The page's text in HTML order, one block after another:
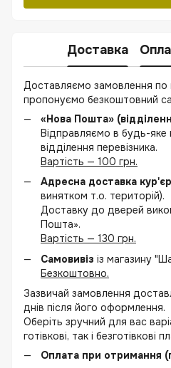
Доставка
Доставляємо замовлення по
пропонуємо безкоштовний
«Нова Пошта»
Відправляємо в будь-яке
відділення перевізника.
Вартість — 100 грн.
Адресна доставка
винятком т.о. територій).
Доставку до дверей
Пошта».
Вартість — 130 грн.
Самовивіз із магазину
Безкоштовно.
Зазвичай замовлення
днів після його оформлення.
Оберіть зручний для вас
готівкові, так і безготівкові
Оплата при отримання